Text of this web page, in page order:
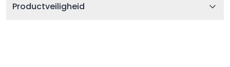
Productveiligheid